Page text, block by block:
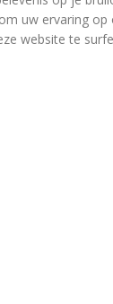
uw ervaring op
website te